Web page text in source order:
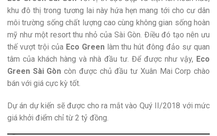
khu đô thị trong tương lai này hứa hẹn mang tới cho cư dân
môi trường sống chất lượng cao cùng không gian sống hoàn
mỹ như một resort thu nhỏ của Sài Gòn. Điều đó tạo nên ưu
thế vượt trội của Eco Greenlàm thu hút đông đảo sự quan
tâm của khách hàng và nhà đầu tư. Để được như vậy, Eco
Green Sài Gòn còn được chủ đầu tư Xuân Mai Corp chào
bán với giá cực kỳ tốt.
Dự án dự kiến sẽ được cho ra mắt vào Quý II/2018 với mức
giá khởi điểm chỉ từ 2 tỷ đồng.